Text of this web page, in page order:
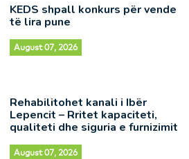
KEDS shpall konkurs për vende
të lira pune
August 07, 2026
Rehabilitohet kanali i Ibër
Lepencit – Rritet kapaciteti,
qualiteti dhe siguria e furnizimit
August 07, 2026